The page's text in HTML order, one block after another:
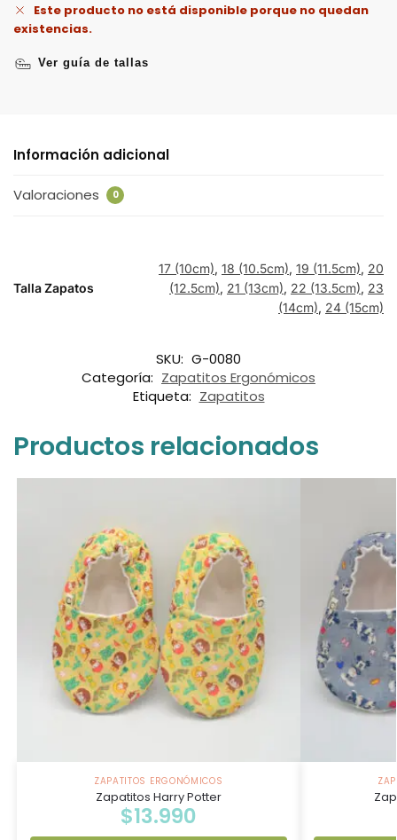
Este producto no está disponible porque no quedan
existencias.
Ver guía de tallas
Información adicional
Valoraciones 0
Talla Zapatos
17 (10cm), 18 (10.5cm), 19 (11.5cm), 20
(12.5cm), 21 (13cm), 22 (13.5cm), 23
(14cm), 24 (15cm)
SKU: G-0080
Categoría: Zapatitos Ergonómicos
Etiqueta: Zapatitos
Productos relacionados
ZAPATITOS ERGONÓMICOS
Zapatitos Harry Potter
$13.990